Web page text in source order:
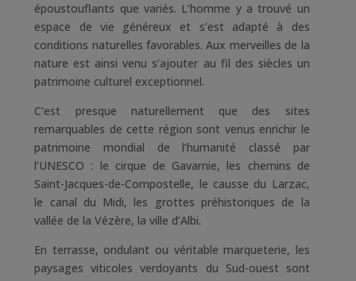
époustouflants que variés. L’homme y a trouvé un
espace de vie généreux et s’est adapté à des
conditions naturelles favorables. Aux merveilles de la
nature est ainsi venu s’ajouter au fil des siècles un
patrimoine culturel exceptionnel.
C’est presque naturellement que des sites
remarquables de cette région sont venus enrichir le
patrimoine mondial de l’humanité classé par
l’UNESCO : le cirque de Gavarnie, les chemins de
Saint-Jacques-de-Compostelle, le causse du Larzac,
le canal du Midi, les grottes préhistoriques de la
vallée de la Vézère, la ville d’Albi.
En terrasse, ondulant ou véritable marqueterie, les
paysages viticoles verdoyants du Sud-ouest sont